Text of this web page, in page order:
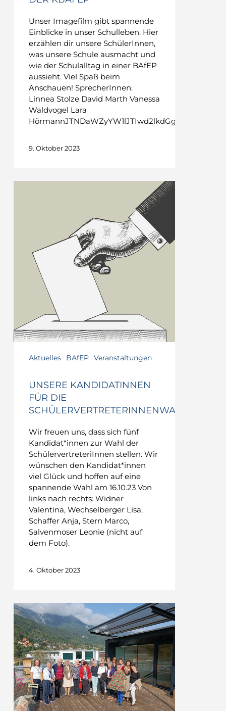
Unser Imagefilm gibt spannende
Einblicke in unser Schulleben. Hier
erzählen dir unsere SchülerInnen,
was unsere Schule ausmacht und
wie der Schulalltag in einer BAfEP
aussieht. Viel Spaß beim
Anschauen! SprecherInnen:
Linnea Stolze David Marth Vanessa
Waldvogel Lara
9. Oktober 2023
SchülervertreterInnenwahl
Aktuelles BAfEP Veranstaltungen
UNSERE KANDIDATINNEN
FÜR DIE
SCHÜLERVERTRETERINNENWAHL
Wir freuen uns, dass sich fünf
Kandidat*innen zur Wahl der
SchülervertreteriInnen stellen. Wir
wünschen den Kandidat*innen
viel Glück und hoffen auf eine
spannende Wahl am 16.10.23 Von
links nach rechts: Widner
Valentina, Wechselberger Lisa,
Schaffer Anja, Stern Marco,
Salvenmoser Leonie (nicht auf
dem Foto).
4. Oktober 2023
50
Jahre
ist
es
her…